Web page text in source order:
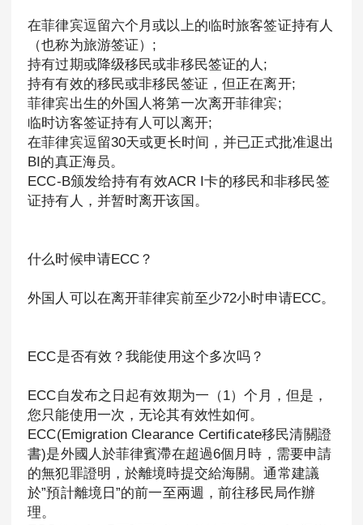
在菲律宾逗留六个月或以上的临时旅客签证持有人
（也称为旅游签证）;
持有过期或降级移民或非移民签证的人;
持有有效的移民或非移民签证，但正在离开;
菲律宾出生的外国人将第一次离开菲律宾;
临时访客签证持有人可以离开;
在菲律宾逗留30天或更长时间，并已正式批准退出
BI的真正海员。
ECC-B颁发给持有有效ACR I卡的移民和非移民签
证持有人，并暂时离开该国。
什么时候申请ECC？
外国人可以在离开菲律宾前至少72小时申请ECC。
ECC是否有效？我能使用这个多次吗？
ECC自发布之日起有效期为一（1）个月，但是，
您只能使用一次，无论其有效性如何。
ECC(Emigration Clearance Certificate移民清關證
書)是外國人於菲律賓滯在超過6個月時，需要申請
的無犯罪證明，於離境時提交給海關。通常建議
於”預計離境日”的前一至兩週，前往移民局作辦
理。